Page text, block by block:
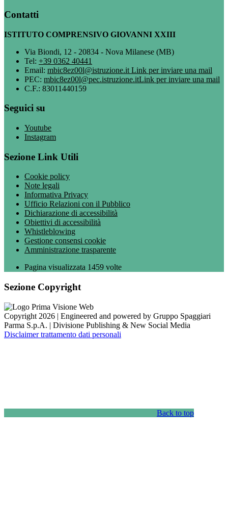
Contatti
ISTITUTO COMPRENSIVO GIOVANNI XXIII
Via Biondi, 12 - 20834 - Nova Milanese (MB)
Tel: +39 0362 40441
Email: mbic8ez00l@istruzione.it Link per inviare una mail
PEC: mbic8ez00l@pec.istruzione.itLink per inviare una mail
C.F.: 83011440159
Seguici su
Youtube
Instagram
Sezione Link Utili
Cookie policy
Note legali
Informativa Privacy
Ufficio Relazioni con il Pubblico
Dichiarazione di accessibilità
Obiettivi di accessibilità
Whistleblowing
Gestione consensi cookie
Amministrazione trasparente
Pagina visualizzata 1459 volte
Sezione Copyright
Copyright 2026 | Engineered and powered by Gruppo Spaggiari
Parma S.p.A. | Divisione Publishing & New Social Media
Disclaimer trattamento dati personali
Back to top